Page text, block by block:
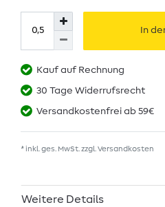
In
Kauf auf Rechnung
30 Tage Widerrufsrecht
Versandkostenfrei ab 59€
* inkl. ges. MwSt. zzgl. Versandkosten
Weitere Details